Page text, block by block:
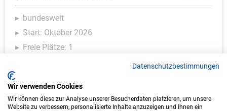
bundesweit
Start: Oktober 2026
Freie Plätze: 1
Weitere Ausbildungsplätze
Datenschutzbestimmungen
Wir verwenden Cookies
Wir können diese zur Analyse unserer Besucherdaten platzieren, um unsere
Website zu verbessern, personalisierte Inhalte anzuzeigen und Ihnen ein